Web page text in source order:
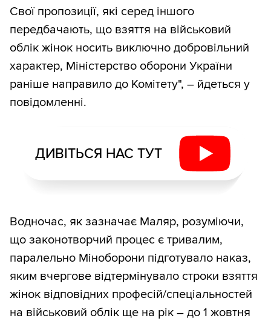
Свої пропозиції, які серед іншого
передбачають, що взяття на військовий
облік жінок носить виключно добровільний
характер, Міністерство оборони України
раніше направило до Комітету", – йдеться у
повідомленні.
ДИВІТЬСЯ НАС ТУТ
Водночас, як зазначає Маляр, розуміючи,
що законотворчий процес є тривалим,
паралельно Міноборони підготувало наказ,
яким вчергове відтермінувало строки взяття
жінок відповідних професій/спеціальностей
на військовий облік ще на рік – до 1 жовтня